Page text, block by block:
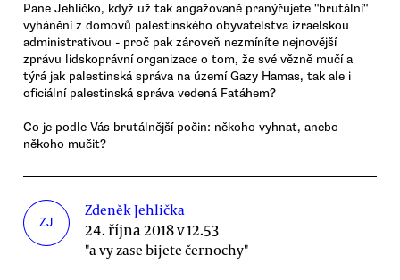
Pane Jehličko, když už tak angažovaně pranýřujete "brutální"
vyhánění z domovů palestinského obyvatelstva izraelskou
administrativou - proč pak zároveň nezmíníte nejnovější
zprávu lidskoprávní organizace o tom, že své vězně mučí a
týrá jak palestinská správa na území Gazy Hamas, tak ale i
oficiální palestinská správa vedená Fatáhem?
Co je podle Vás brutálnější počin: někoho vyhnat, anebo
někoho mučit?
ZJ
Zdeněk Jehlička
24. října 2018 v 12.53
"a vy zase bijete černochy"